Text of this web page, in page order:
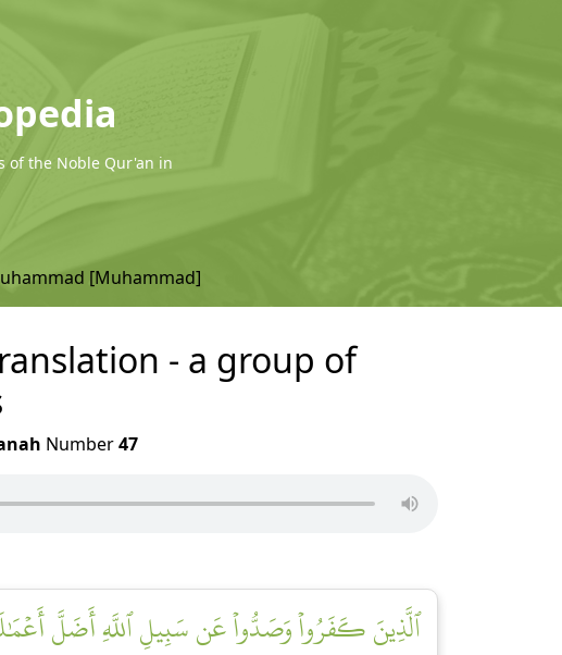
of the Noble Qur'an in
[Muhammad]
- a group of
Number47
ٱلَّذِينَ كَفَرُواْ وَصَدُّواْ عَن سَبِيلِ ٱللَّهِ أَضَلَّ